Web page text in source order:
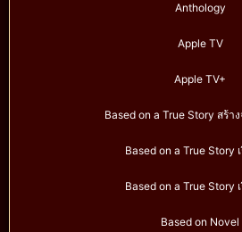
Anthology
Apple TV
Apple TV+
Based on a True Story สร้าง
Based on a True Story เ
Based on a True Story เ
Based on Novel